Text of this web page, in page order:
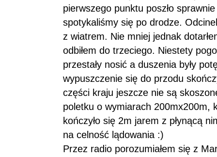
pierwszego punktu poszło
spotykaliśmy się po drodze.
z wiatrem. Nie mniej jednak
odbiłem do trzeciego. Niestety
przestały nosić a duszenia były
wypuszczenie się do przodu
części kraju jeszcze nie są
poletku o wymiarach 200mx200m,
kończyło się 2m jarem z płynącą
na celność lądowania :)
Przez radio porozumiałem się z